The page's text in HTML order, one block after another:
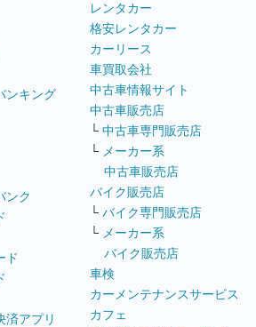
ンキング
ンク
ド
済アプリ
レンタカー
格安レンタカー
カーリース
車買取会社
中古車情報サイト
中古車販売店
└ 中古車専門販売店
└ メーカー系
中古車販売店
バイク販売店
└ バイク専門販売店
└ メーカー系
バイク販売店
車検
カーメンテナンスサービス
カフェ